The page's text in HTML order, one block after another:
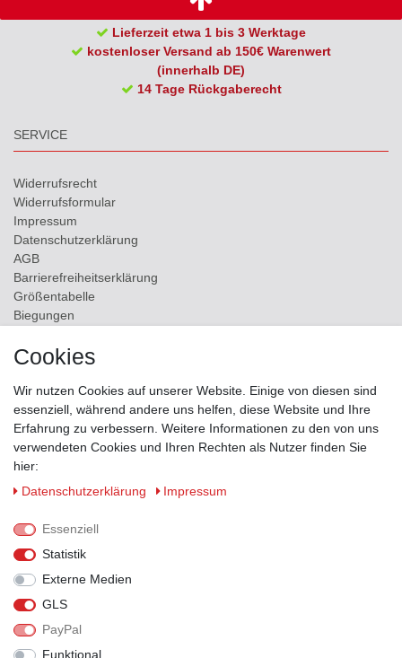
Lieferzeit etwa 1 bis 3 Werktage
kostenloser Versand ab 150€ Warenwert
(innerhalb DE)
14 Tage Rückgaberecht
SERVICE
Widerrufs­recht
Widerrufs­formular
Impressum
Daten­schutz­erklärung
AGB
Barrierefreiheitserklärung
Größentabelle
Biegungen
Kontakt
ZAHLUNGSMÖGLICHKEITEN
VERSANDPARTNER
Cookies
Wir nutzen Cookies auf unserer Website. Einige von diesen sind
essenziell, während andere uns helfen, diese Website und Ihre
Erfahrung zu verbessern. Weitere Informationen zu den von uns
verwendeten Cookies und Ihren Rechten als Nutzer finden Sie
hier:
Daten­schutz­erklärung
Impressum
Essenziell
Statistik
Externe Medien
GLS
PayPal
Funktional